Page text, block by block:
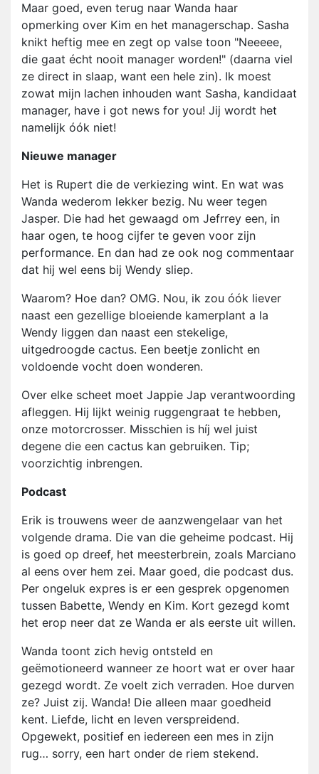
Maar goed, even terug naar Wanda haar
opmerking over Kim en het managerschap. Sasha
knikt heftig mee en zegt op valse toon "Neeeee,
die gaat écht nooit manager worden!" (daarna viel
ze direct in slaap, want een hele zin). Ik moest
zowat mijn lachen inhouden want Sasha, kandidaat
manager, have i got news for you! Jij wordt het
namelijk óók niet!
Nieuwe manager
Het is Rupert die de verkiezing wint. En wat was
Wanda wederom lekker bezig. Nu weer tegen
Jasper. Die had het gewaagd om Jefrrey een, in
haar ogen, te hoog cijfer te geven voor zijn
performance. En dan had ze ook nog commentaar
dat hij wel eens bij Wendy sliep.
Waarom? Hoe dan? OMG. Nou, ik zou óók liever
naast een gezellige bloeiende kamerplant a la
Wendy liggen dan naast een stekelige,
uitgedroogde cactus. Een beetje zonlicht en
voldoende vocht doen wonderen.
Over elke scheet moet Jappie Jap verantwoording
afleggen. Hij lijkt weinig ruggengraat te hebben,
onze motorcrosser. Misschien is híj wel juist
degene die een cactus kan gebruiken. Tip;
voorzichtig inbrengen.
Podcast
Erik is trouwens weer de aanzwengelaar van het
volgende drama. Die van die geheime podcast. Hij
is goed op dreef, het meesterbrein, zoals Marciano
al eens over hem zei. Maar goed, die podcast dus.
Per ongeluk expres is er een gesprek opgenomen
tussen Babette, Wendy en Kim. Kort gezegd komt
het erop neer dat ze Wanda er als eerste uit willen.
Wanda toont zich hevig ontsteld en
geëmotioneerd wanneer ze hoort wat er over haar
gezegd wordt. Ze voelt zich verraden. Hoe durven
ze? Juist zij. Wanda! Die alleen maar goedheid
kent. Liefde, licht en leven verspreidend.
Opgewekt, positief en iedereen een mes in zijn
rug… sorry, een hart onder de riem stekend.